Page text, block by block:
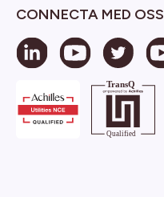
CONNECTA MED OSS